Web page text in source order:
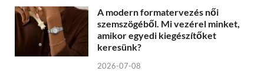
A modern formatervezés női
szemszögéből. Mi vezérel minket,
amikor egyedi kiegészítőket
keresünk?
2026-07-08